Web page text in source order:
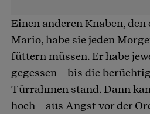
Einen anderen Knaben,
Mario, habe sie jeden
füttern müssen. Er habe
gegessen – bis die
Türrahmen stand. Dann
hoch – aus Angst vor der